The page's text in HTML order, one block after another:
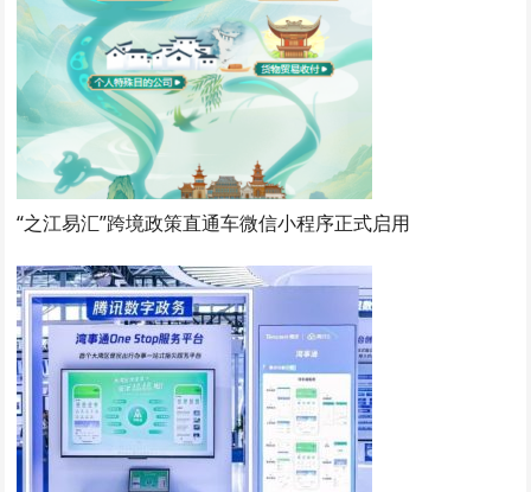
“之江易汇”跨境政策直通车微信小程序正式启用